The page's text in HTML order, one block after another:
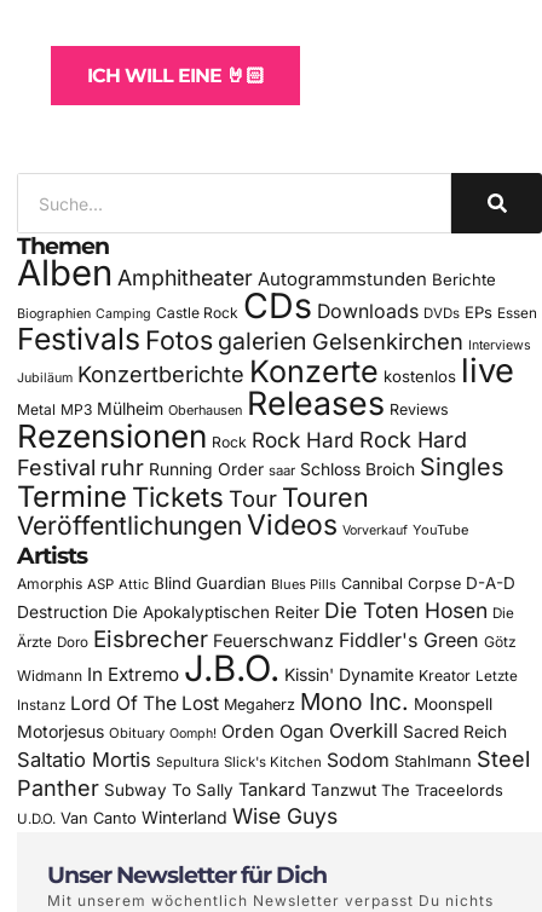
ICH WILL EINE 🤘🏻
Themen
Alben Amphitheater Autogrammstunden Berichte
Biographien Camping Castle Rock CDs Downloads DVDs EPs Essen
Festivals Fotos galerien Gelsenkirchen Interviews
Jubiläum Konzertberichte Konzerte kostenlos live
Metal MP3 Mülheim Oberhausen Releases Reviews
Rezensionen Rock Rock Hard Rock Hard
Festival ruhr Running Order saar Schloss Broich Singles
Termine Tickets Tour Touren
Veröffentlichungen Videos Vorverkauf YouTube
Artists
Amorphis ASP Attic Blind Guardian Blues Pills Cannibal Corpse D-A-D
Destruction Die Apokalyptischen Reiter Die Toten Hosen Die
Ärzte Doro Eisbrecher Feuerschwanz Fiddler's Green Götz
Widmann In Extremo J.B.O. Kissin' Dynamite Kreator Letzte
Instanz Lord Of The Lost Megaherz Mono Inc. Moonspell
Motorjesus Obituary Oomph! Orden Ogan Overkill Sacred Reich
Saltatio Mortis Sepultura Slick's Kitchen Sodom Stahlmann Steel
Panther Subway To Sally Tankard Tanzwut The Traceelords
U.D.O. Van Canto Winterland Wise Guys
Unser Newsletter für Dich
Mit unserem wöchentlich Newsletter verpasst Du nichts